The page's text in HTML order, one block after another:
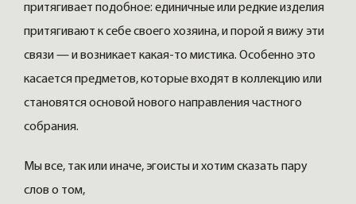
притягивает подобное: единичные или редкие изделия
притягивают к себе своего хозяина, и порой я вижу эти
связи — и возникает какая-то мистика. Особенно это
касается предметов, которые входят в коллекцию или
становятся основой нового направления частного
собрания.
Мы все, так или иначе, эгоисты и хотим сказать пару
слов о том,